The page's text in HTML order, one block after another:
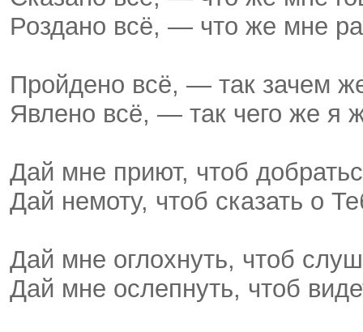
Роздано всё, — что же мне
Пройдено всё, — так зачем
Явлено всё, — так чего же я
Дай мне приют, чтоб
Дай немоту, чтоб сказать о
Дай мне оглохнуть, чтоб
Дай мне ослепнуть, чтоб